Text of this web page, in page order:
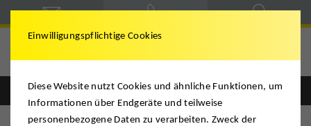
Englisch Deutsch
Einwilligungspflichtige Cookies
Diese Website nutzt Cookies und ähnliche Funktionen, um
Informationen über Endgeräte und teilweise
personenbezogene Daten zu verarbeiten. Zweck der